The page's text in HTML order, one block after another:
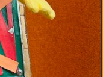
que vos données
de
ne pourrez